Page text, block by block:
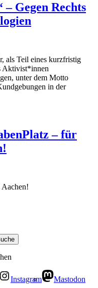
Gegen Rechts
als Teil eines kurzfristig
Aktivist*innen
unter dem Motto
in der
– für
Aachen!
Instagram
Mastodon